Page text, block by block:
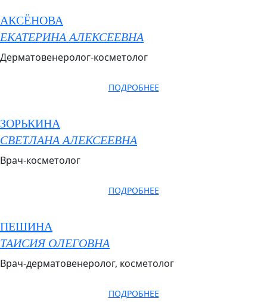
АКСЁНОВА
ЕКАТЕРИНА АЛЕКСЕЕВНА
Дерматовенеролог-косметолог
ПОДРОБНЕЕ
ЗОРЬКИНА
СВЕТЛАНА АЛЕКСЕЕВНА
Врач-косметолог
ПОДРОБНЕЕ
ПЕШИНА
ТАИСИЯ ОЛЕГОВНА
Врач-дерматовенеролог, косметолог
ПОДРОБНЕЕ